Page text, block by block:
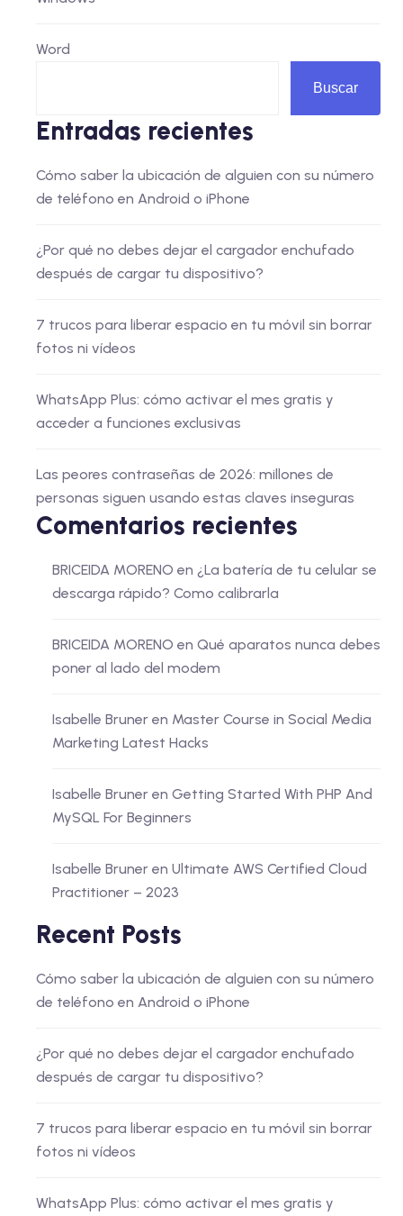
Word
Buscar
Entradas recientes
Cómo saber la ubicación de alguien con su número
de teléfono en Android o iPhone
¿Por qué no debes dejar el cargador enchufado
después de cargar tu dispositivo?
7 trucos para liberar espacio en tu móvil sin borrar
fotos ni vídeos
WhatsApp Plus: cómo activar el mes gratis y
acceder a funciones exclusivas
Las peores contraseñas de 2026: millones de
personas siguen usando estas claves inseguras
Comentarios recientes
BRICEIDA MORENO en ¿La batería de tu celular se
descarga rápido? Como calibrarla
BRICEIDA MORENO en Qué aparatos nunca debes
poner al lado del modem
Isabelle Bruner en Master Course in Social Media
Marketing Latest Hacks
Isabelle Bruner en Getting Started With PHP And
MySQL For Beginners
Isabelle Bruner en Ultimate AWS Certified Cloud
Practitioner – 2023
Recent Posts
Cómo saber la ubicación de alguien con su número
de teléfono en Android o iPhone
¿Por qué no debes dejar el cargador enchufado
después de cargar tu dispositivo?
7 trucos para liberar espacio en tu móvil sin borrar
fotos ni vídeos
WhatsApp Plus: cómo activar el mes gratis y